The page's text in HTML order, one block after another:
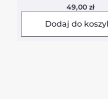
49,00zł
Dodaj do